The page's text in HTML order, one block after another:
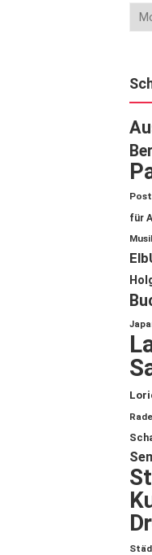
Post
für